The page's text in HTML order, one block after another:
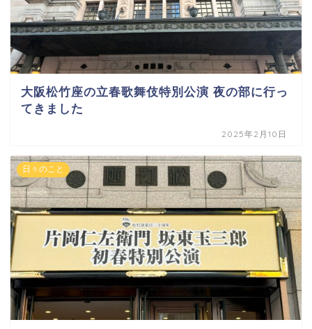
大阪松竹座の立春歌舞伎特別公演 夜の部に行っ
てきました
2025年2月10日
日々のこと